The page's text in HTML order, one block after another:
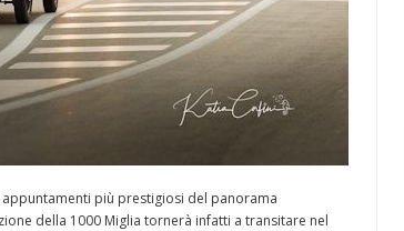
appuntamenti più prestigiosi del panorama
della 1000 Miglia tornerà infatti a transitare nel